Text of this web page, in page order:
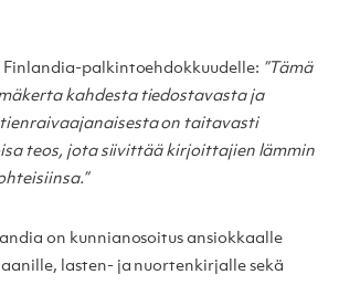
Finlandia-palkintoehdokkuudelle: ”Tämä
kahdesta tiedostavasta ja
on taitavasti
teos, jota siivittää kirjoittajien lämmin
on kunnianosoitus ansiokkaalle
lasten- ja nuortenkirjalle sekä